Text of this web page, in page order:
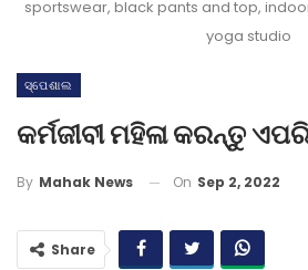
sportswear, black pants and top,
yoga studio
ସ୍ପେଶାଲ
କର୍ମଜୀବୀ ମହିଳା କରନ୍ତୁ
By Mahak News On Sep 2, 2022
Share